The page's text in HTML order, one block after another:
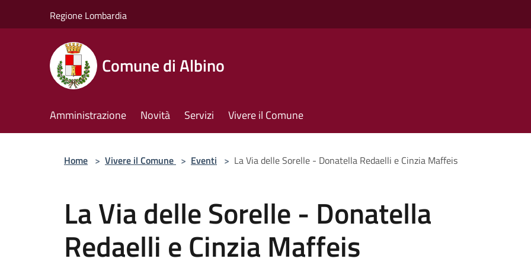
Regione Lombardia
Comune di Albino
Amministrazione Novità Servizi Vivere il Comune
Home > Vivere il Comune > Eventi > La Via delle Sorelle - Donatella Redaelli e Cinzia Maffeis
La Via delle Sorelle - Donatella
Redaelli e Cinzia Maffeis